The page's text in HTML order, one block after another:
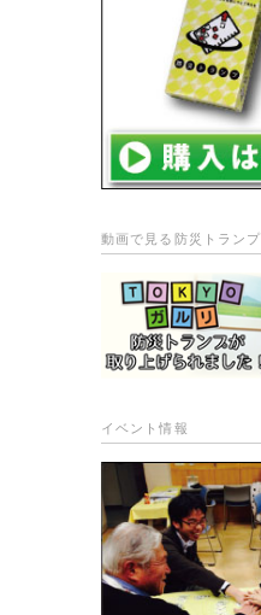
動画で見る防災トランプ
イベント情報